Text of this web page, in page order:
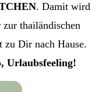
. Damit wird
thailändischen
zu Dir nach Hause.
Urlaubsfeeling!